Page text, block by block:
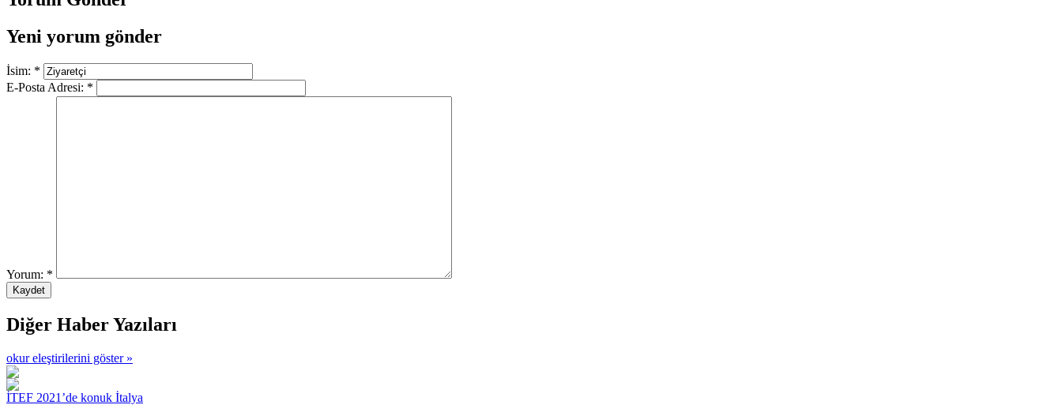
Yeni yorum gönder
İsim: *
E-Posta Adresi: *
Yorum: *
Diğer Haber Yazıları
okur eleştirilerini göster »
İTEF 2021’de konuk İtalya